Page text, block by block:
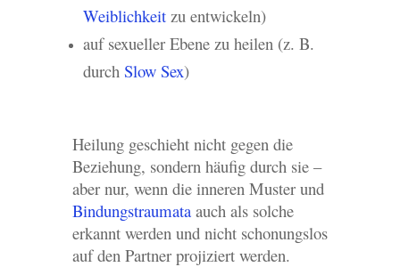
Weiblichkeitzu entwickeln)
auf sexueller Ebene zu heilen (z. B.
durch Slow Sex)
Heilung geschieht nicht gegen die
Beziehung, sondern häufig durch sie –
aber nur, wenn die inneren Muster und
Bindungstraumataauch als solche
erkannt werden und nicht schonungslos
auf den Partner projiziert werden.